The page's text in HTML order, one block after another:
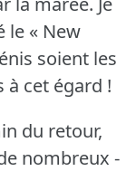
le « New
soient les
cet égard !
du retour,
nombreux -